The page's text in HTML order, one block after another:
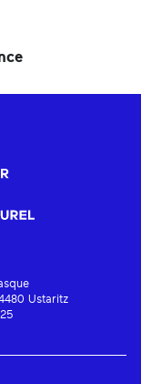
Ustaritz